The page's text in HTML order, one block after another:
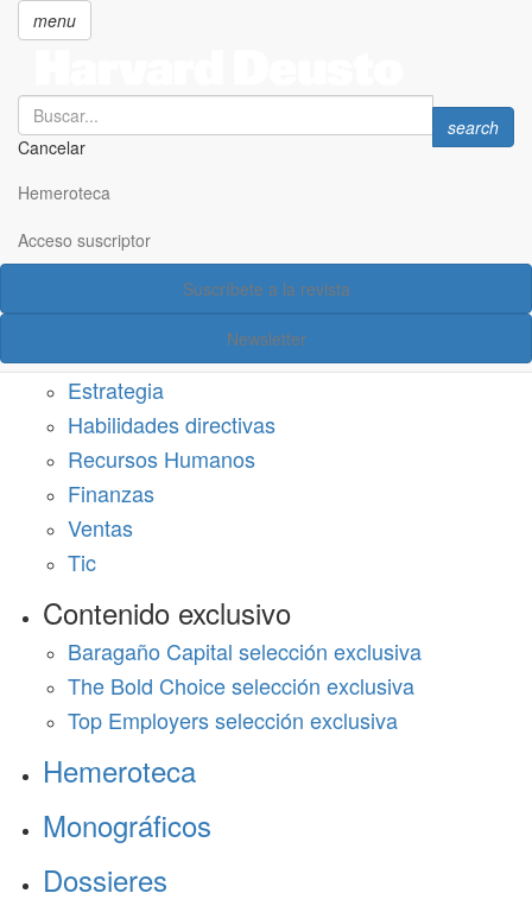
principal
menu
Search
Cancelar
Search
search
Hemeroteca
Acceso suscriptor
Suscríbete a la revista
Newsletter
Acceso suscriptor
Estrategia
Habilidades directivas
Recursos Humanos
Finanzas
Ventas
Tic
Contenido exclusivo
Baragaño Capital selección exclusiva
The Bold Choice selección exclusiva
Top Employers selección exclusiva
Hemeroteca
Monográficos
Dossieres